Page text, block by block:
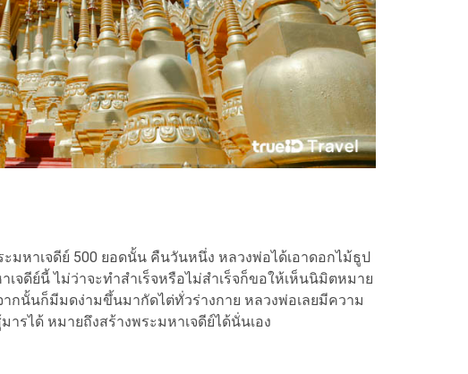
หาเจดีย์ 500 ยอดนั้น คืนวันหนึ่ง หลวงพ่อได้เอาดอกไม้ธูป
จดีย์นี้ ไม่ว่าจะทำสำเร็จหรือไม่สำเร็จก็ขอให้เห็นนิมิตหมาย
กนั้นก็มีมดง่ามขึ้นมากัดไต่ทั่วร่างกาย หลวงพ่อเลยมีความ
รได้ หมายถึงสร้างพระมหาเจดีย์ได้นั่นเอง